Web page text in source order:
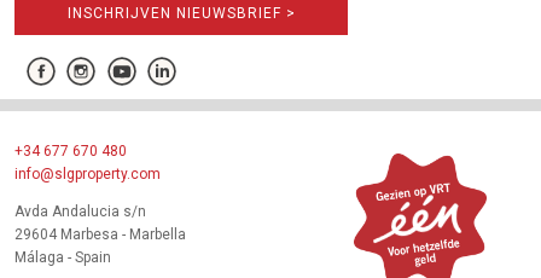
INSCHRIJVEN NIEUWSBRIEF >
+34 677 670 480
info@slgproperty.com
Avda Andalucia s/n
29604 Marbesa - Marbella
Málaga - Spain